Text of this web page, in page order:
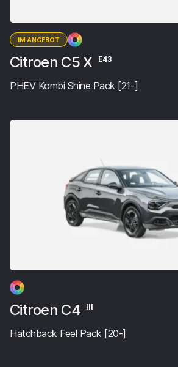
IM ANGEBOT
Citroen C5 X E43
PHEV Kombi Shine Pack [21-]
Citroen C4 III
Hatchback Feel Pack [20-]